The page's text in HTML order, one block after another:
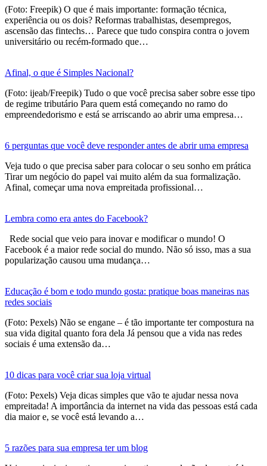
(Foto: Freepik) O que é mais importante: formação técnica,
experiência ou os dois? Reformas trabalhistas, desempregos,
ascensão das fintechs… Parece que tudo conspira contra o jovem
universitário ou recém-formado que…
Afinal, o que é Simples Nacional?
(Foto: ijeab/Freepik) Tudo o que você precisa saber sobre esse tipo
de regime tributário Para quem está começando no ramo do
empreendedorismo e está se arriscando ao abrir uma empresa…
6 perguntas que você deve responder antes de abrir uma empresa
Veja tudo o que precisa saber para colocar o seu sonho em prática
Tirar um negócio do papel vai muito além da sua formalização.
Afinal, começar uma nova empreitada profissional…
Lembra como era antes do Facebook?
Rede social que veio para inovar e modificar o mundo! O
Facebook é a maior rede social do mundo. Não só isso, mas a sua
popularização causou uma mudança…
Educação é bom e todo mundo gosta: pratique boas maneiras nas
redes sociais
(Foto: Pexels) Não se engane – é tão importante ter compostura na
sua vida digital quanto fora dela Já pensou que a vida nas redes
sociais é uma extensão da…
10 dicas para você criar sua loja virtual
(Foto: Pexels) Veja dicas simples que vão te ajudar nessa nova
empreitada! A importância da internet na vida das pessoas está cada
dia maior e, se você está levando a…
5 razões para sua empresa ter um blog